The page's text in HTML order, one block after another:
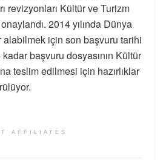
revizyonları Kültür ve Turizm
2014 yılında Dünya
alabilmek için son başvuru tarihi
başvuru dosyasının Kültür
teslim edilmesi için hazırlıklar
AFFILIATES